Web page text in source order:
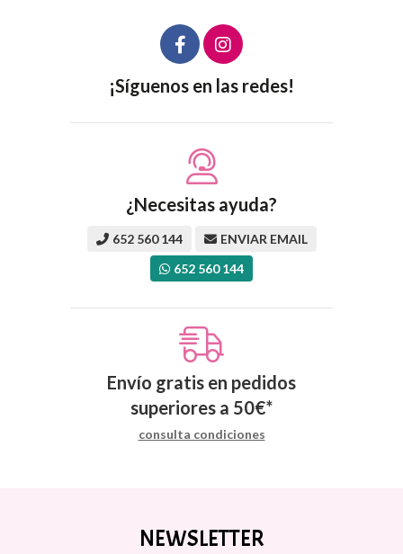
¡Síguenos en las redes!
¿Necesitas ayuda?
652 560 144
ENVIAR EMAIL
652 560 144
Envío gratis en pedidos
superiores a 50€*
consulta condiciones
NEWSLETTER